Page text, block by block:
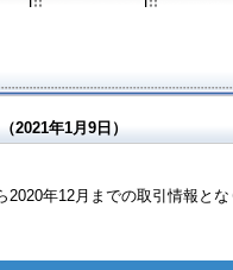
2021年1月9日）
2020年12月までの取引情報と